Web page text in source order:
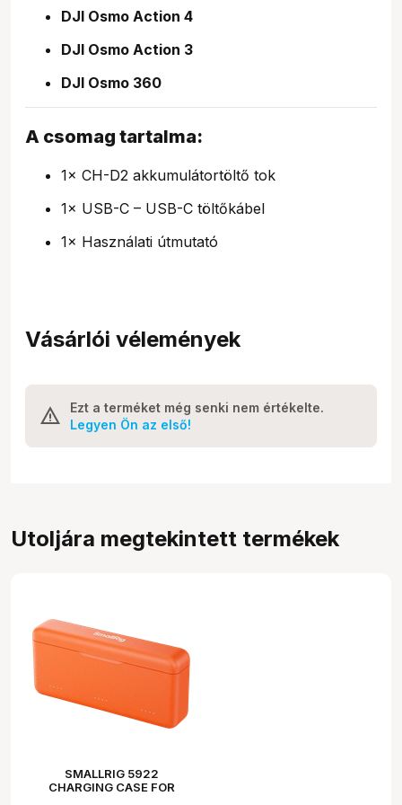
DJI Osmo Action 4
DJI Osmo Action 3
DJI Osmo 360
A csomag tartalma:
1× CH-D2 akkumulátortöltő tok
1× USB-C – USB-C töltőkábel
1× Használati útmutató
Vásárlói vélemények
Ezt a terméket még senki nem értékelte.
Legyen Ön az első!
Utoljára megtekintett termékek
SMALLRIG 5922
CHARGING CASE FOR